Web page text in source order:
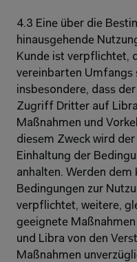
4.3 Eine über die
hinausgehende
Kunde ist verpflichtet,
vereinbarten Umfangs
insbesondere, dass
Zugriff Dritter auf
Maßnahmen und
diesem Zweck wird
Einhaltung der
anhalten. Werden
Bedingungen zur
verpflichtet, weitere,
geeignete
und Libra von den
Maßnahmen